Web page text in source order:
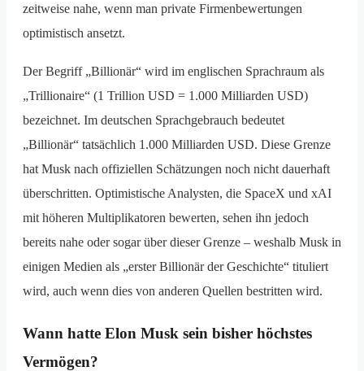
zeitweise nahe, wenn man private Firmenbewertungen
optimistisch ansetzt.
Der Begriff „Billionär“ wird im englischen Sprachraum als
„Trillionaire“ (1 Trillion USD = 1.000 Milliarden USD)
bezeichnet. Im deutschen Sprachgebrauch bedeutet
„Billionär“ tatsächlich 1.000 Milliarden USD. Diese Grenze
hat Musk nach offiziellen Schätzungen noch nicht dauerhaft
überschritten. Optimistische Analysten, die SpaceX und xAI
mit höheren Multiplikatoren bewerten, sehen ihn jedoch
bereits nahe oder sogar über dieser Grenze – weshalb Musk in
einigen Medien als „erster Billionär der Geschichte“ tituliert
wird, auch wenn dies von anderen Quellen bestritten wird.
Wann hatte Elon Musk sein bisher höchstes
Vermögen?